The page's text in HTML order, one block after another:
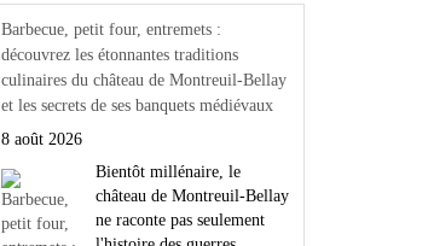
Barbecue, petit four, entremets :
découvrez les étonnantes traditions
culinaires du château de Montreuil-Bellay
et les secrets de ses banquets médiévaux
8 août 2026
Bientôt millénaire, le
château de Montreuil-Bellay
ne raconte pas seulement